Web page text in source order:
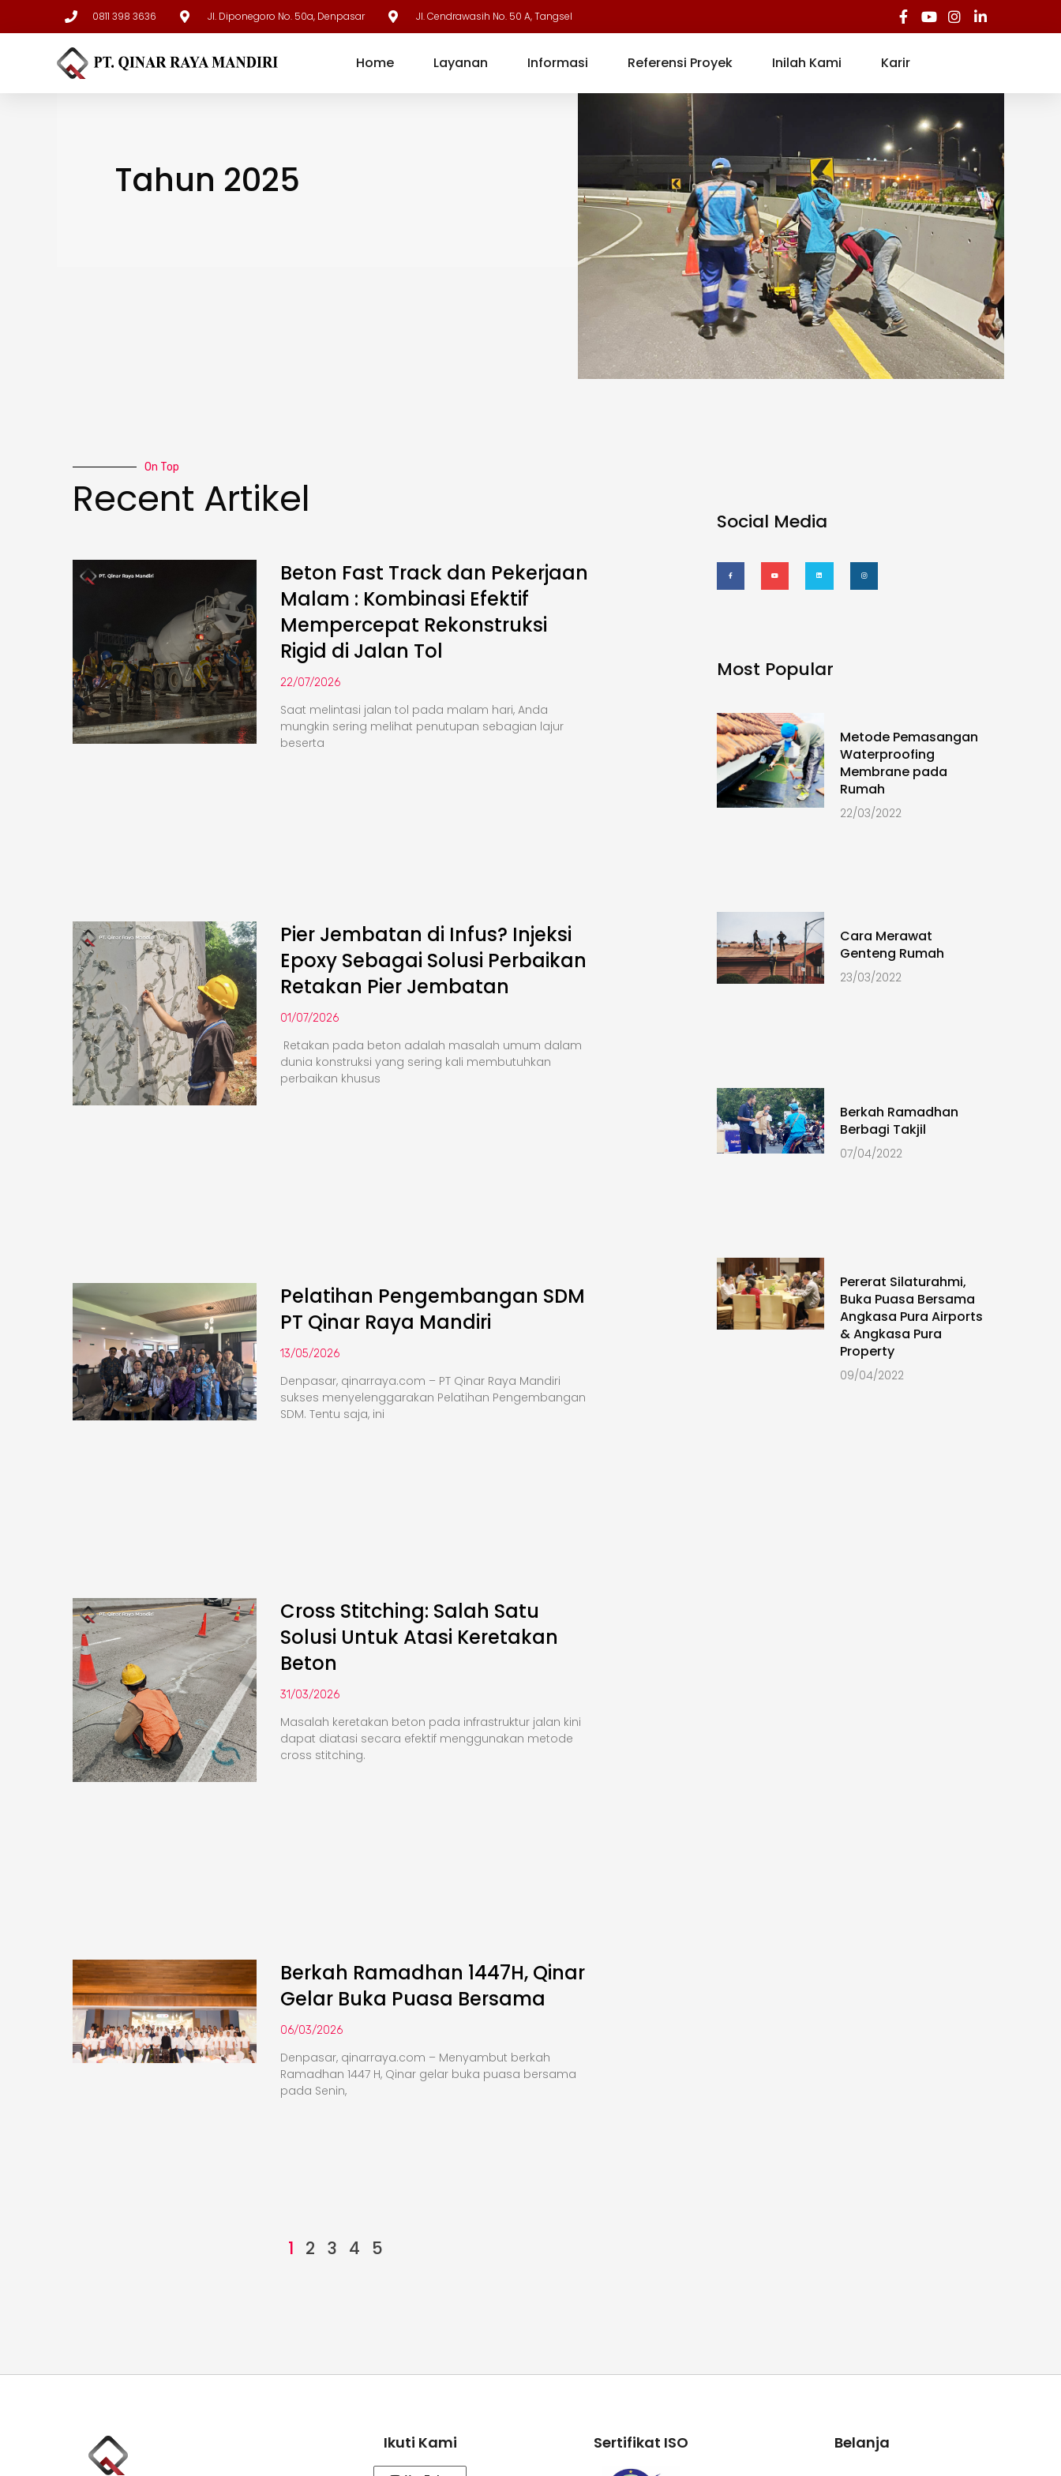
0811 398 3636 Jl. Diponegoro No. 50a, Denpasar Jl. Cendrawasih No. 50 A, Tangsel
Home Layanan Informasi Referensi Proyek Inilah Kami Karir
Tahun 2025
On Top
Recent Artikel
Beton Fast Track dan Pekerjaan
Malam : Kombinasi Efektif
Mempercepat Rekonstruksi
Rigid di Jalan Tol
22/07/2026
Saat melintasi jalan tol pada malam hari, Anda
mungkin sering melihat penutupan sebagian lajur
beserta
Pier Jembatan di Infus? Injeksi
Epoxy Sebagai Solusi Perbaikan
Retakan Pier Jembatan
01/07/2026
Retakan pada beton adalah masalah umum dalam
dunia konstruksi yang sering kali membutuhkan
perbaikan khusus
Pelatihan Pengembangan SDM
PT Qinar Raya Mandiri
13/05/2026
Denpasar, qinarraya.com – PT Qinar Raya Mandiri
sukses menyelenggarakan Pelatihan Pengembangan
SDM. Tentu saja, ini
Cross Stitching: Salah Satu
Solusi Untuk Atasi Keretakan
Beton
31/03/2026
Masalah keretakan beton pada infrastruktur jalan kini
dapat diatasi secara efektif menggunakan metode
cross stitching.
Berkah Ramadhan 1447H, Qinar
Gelar Buka Puasa Bersama
06/03/2026
Denpasar, qinarraya.com – Menyambut berkah
Ramadhan 1447 H, Qinar gelar buka puasa bersama
pada Senin,
1 2 3 4 5
Social Media
Most Popular
Metode Pemasangan
Waterproofing
Membrane pada
Rumah
22/03/2022
Cara Merawat
Genteng Rumah
23/03/2022
Berkah Ramadhan
Berbagi Takjil
07/04/2022
Pererat Silaturahmi,
Buka Puasa Bersama
Angkasa Pura Airports
& Angkasa Pura
Property
09/04/2022
Ikuti Kami Sertifikat ISO Belanja